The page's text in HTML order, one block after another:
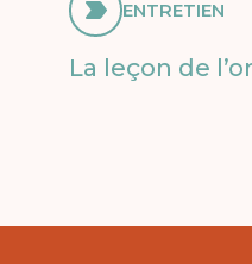
ENTRETIEN
La leçon de